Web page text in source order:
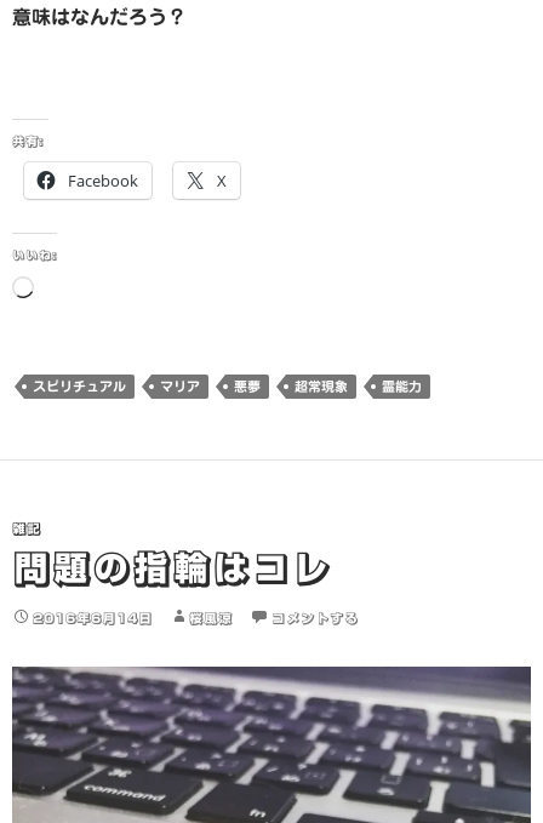
意味はなんだろう？
共有:
Facebook X
いいね:
読
み
スピリチュアル マリア 悪夢 超常現象 霊能力
雑記
問題の指輪はコレ
2016年6月14日 桜風涼 コメントする